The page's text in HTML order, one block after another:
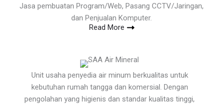
Jasa pembuatan Program/Web, Pasang CCTV/Jaringan,
dan Penjualan Komputer.
Read More
Unit usaha penyedia air minum berkualitas untuk
kebutuhan rumah tangga dan komersial. Dengan
pengolahan yang higienis dan standar kualitas tinggi,